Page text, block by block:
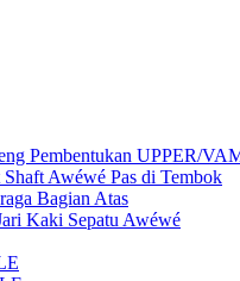
Pembentukan UPPER/
Shaft Awéwé Pas di Tembok
Bagian Atas
Kaki Sepatu Awéwé